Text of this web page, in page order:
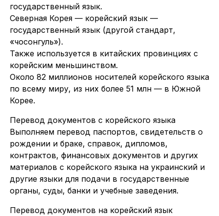
государственный язык.
Северная Корея — корейский язык —
государственный язык (другой стандарт,
«чосонгуль»).
Также используется в китайских провинциях с
корейским меньшинством.
Около 82 миллионов носителей корейского языка
по всему миру, из них более 51 млн — в Южной
Корее.
Перевод документов с корейского языка
Выполняем перевод паспортов, свидетельств о
рождении и браке, справок, дипломов,
контрактов, финансовых документов и других
материалов с корейского языка на украинский и
другие языки для подачи в государственные
органы, суды, банки и учебные заведения.
Перевод документов на корейский язык